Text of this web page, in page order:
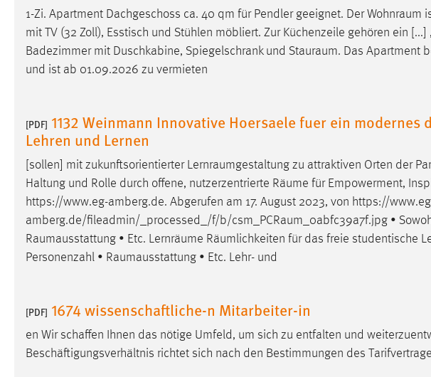
1-Zi. Apartment Dachgeschoss ca. 40 qm für Pendler geeignet. DerWohnraum
mit TV (32 Zoll), Esstisch und Stühlen möbliert. Zur Küchenzeile gehören ein
Badezimmer mit Duschkabine, Spiegelschrank und Stauraum. Das Apartment
und ist ab 01.09.2026 zu vermieten
[PDF] 1132 Weinmann Innovative Hoersaele fuer ein
Lehren und Lernen
[sollen] mit zukunftsorientierter Lernraumgestaltung zu attraktiven Orten der
Haltung und Rolle durch offene, nutzerzentrierte Räume für Empowerment,
https://www.eg-amberg.de. Abgerufen am 17. August 2023, von https://
amberg.de/fileadmin/_processed_/f/b/csm_PCRaum_0abfc39a7f.jpg •
Raumausstattung • Etc. Lernräume Räumlichkeiten für das freie studentische
Personenzahl • Raumausstattung • Etc. Lehr- und
[PDF] 1674 wissenschaftliche-n Mitarbeiter-in
en Wir schaffen Ihnen das nötige Umfeld, um sich zu entfalten und
Beschäftigungsverhältnis richtet sich nach den Bestimmungen des
Zweck:
Wird benötigt um die Chatfunktion
nutzen zu können.
Cookie Laufzeit: MibewSessionID, mibew-chat-frame-
style-5e9dbeb1811c0446 =
Login
Name: fe_user, be_user, be_lastLoginProvider
Zweck:
der Website einloggen zu können.
Cookie Laufzeit: 24 Stunden
Statistik Cookies erfassen Informationen anonym.
Diese Informationen helfen uns zu verstehen, wie
unsere Besucher unsere Website nutzen.